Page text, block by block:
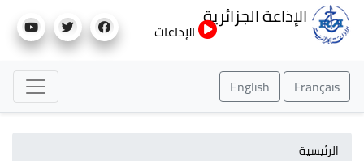
إلى
الإذاعة الجزائرية
الإذاعات
Français
English
الرئيسية